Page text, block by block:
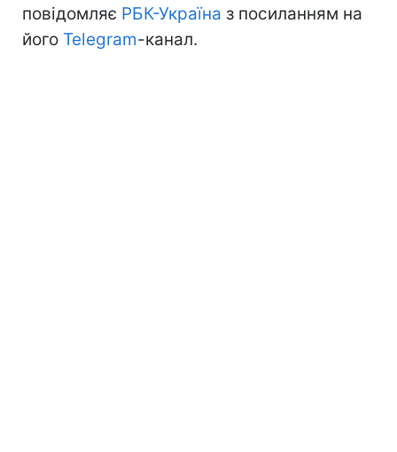
повідомляє РБК-Україна з посиланням на
його Telegram-канал.